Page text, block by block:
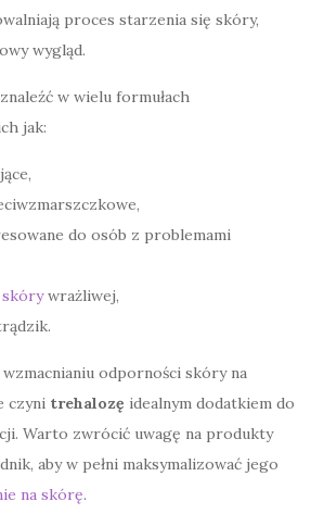
proces starzenia się skóry,
wygląd.
w wielu formułach
jak:
do osób z problemami
skórywrażliwej,
odporności skóry na
czyni trehalozę idealnym dodatkiem do
Warto zwrócić uwagę na produkty
aby w pełni maksymalizować jego
na skórę.